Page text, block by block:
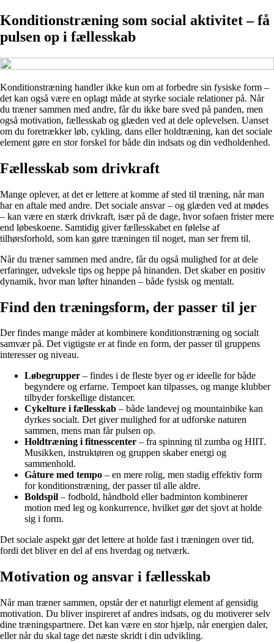
Konditionstræning som social aktivitet – få
pulsen op i fællesskab
Konditionstræning handler ikke kun om at forbedre sin fysiske form –
det kan også være en oplagt måde at styrke sociale relationer på. Når
du træner sammen med andre, får du ikke bare sved på panden, men
også motivation, fællesskab og glæden ved at dele oplevelsen. Uanset
om du foretrækker løb, cykling, dans eller holdtræning, kan det sociale
element gøre en stor forskel for både din indsats og din vedholdenhed.
Fællesskab som drivkraft
Mange oplever, at det er lettere at komme af sted til træning, når man
har en aftale med andre. Det sociale ansvar – og glæden ved at mødes
– kan være en stærk drivkraft, især på de dage, hvor sofaen frister mere
end løbeskoene. Samtidig giver fællesskabet en følelse af
tilhørsforhold, som kan gøre træningen til noget, man ser frem til.
Når du træner sammen med andre, får du også mulighed for at dele
erfaringer, udveksle tips og heppe på hinanden. Det skaber en positiv
dynamik, hvor man løfter hinanden – både fysisk og mentalt.
Find den træningsform, der passer til jer
Der findes mange måder at kombinere konditionstræning og socialt
samvær på. Det vigtigste er at finde en form, der passer til gruppens
interesser og niveau.
Løbegrupper – findes i de fleste byer og er ideelle for både
begyndere og erfarne. Tempoet kan tilpasses, og mange klubber
tilbyder forskellige distancer.
Cykelture i fællesskab – både landevej og mountainbike kan
dyrkes socialt. Det giver mulighed for at udforske naturen
sammen, mens man får pulsen op.
Holdtræning i fitnesscenter – fra spinning til zumba og HIIT.
Musikken, instruktøren og gruppen skaber energi og
sammenhold.
Gåture med tempo – en mere rolig, men stadig effektiv form
for konditionstræning, der passer til alle aldre.
Boldspil – fodbold, håndbold eller badminton kombinerer
motion med leg og konkurrence, hvilket gør det sjovt at holde
sig i form.
Det sociale aspekt gør det lettere at holde fast i træningen over tid,
fordi det bliver en del af ens hverdag og netværk.
Motivation og ansvar i fællesskab
Når man træner sammen, opstår der et naturligt element af gensidig
motivation. Du bliver inspireret af andres indsats, og du motiverer selv
dine træningspartnere. Det kan være en stor hjælp, når energien daler,
eller når du skal tage det næste skridt i din udvikling.